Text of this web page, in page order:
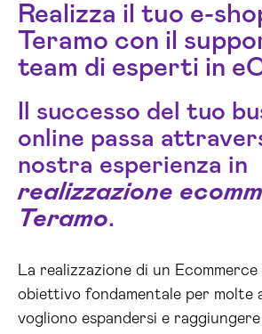
Realizza il tuo e-
Teramo con il
team di esperti in
Il successo del tuo
online passa
nostra esperienza in
realizzazione
Teramo.
La realizzazione di un Ecommerce
obiettivo fondamentale per molte
vogliono espandersi e